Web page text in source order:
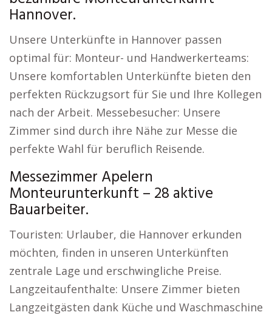
Hannover.
Unsere Unterkünfte in Hannover passen
optimal für: Monteur- und Handwerkerteams:
Unsere komfortablen Unterkünfte bieten den
perfekten Rückzugsort für Sie und Ihre Kollegen
nach der Arbeit. Messebesucher: Unsere
Zimmer sind durch ihre Nähe zur Messe die
perfekte Wahl für beruflich Reisende.
Messezimmer Apelern
Monteurunterkunft – 28 aktive
Bauarbeiter.
Touristen: Urlauber, die Hannover erkunden
möchten, finden in unseren Unterkünften
zentrale Lage und erschwingliche Preise.
Langzeitaufenthalte: Unsere Zimmer bieten
Langzeitgästen dank Küche und Waschmaschine